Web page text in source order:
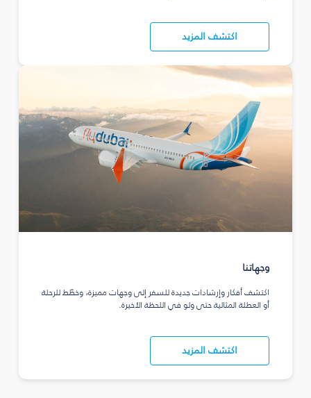
اكتشف المزيد
وجهاتنا
اكتشف أفكار وإرشادات جديدة للسفر إلى وجهات مميزة، وخطّط للرحلة
أو العطلة المثالية حتى ولو في اللحظة الأخيرة.
اكتشف المزيد